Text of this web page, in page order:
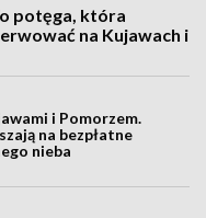
potęga, która
na Kujawach i
i Pomorzem.
na bezpłatne
nieba